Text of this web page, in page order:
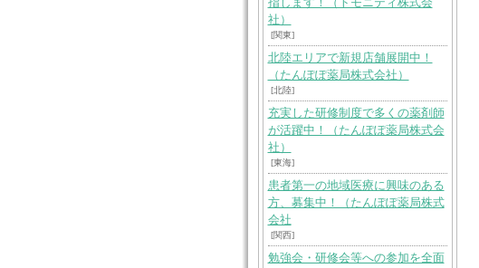
指します！（トモニティ株式会
社）
[関東]
北陸エリアで新規店舗展開中！
（たんぽぽ薬局株式会社）
[北陸]
充実した研修制度で多くの薬剤師
が活躍中！（たんぽぽ薬局株式会
社）
[東海]
患者第一の地域医療に興味のある
方、募集中！（たんぽぽ薬局株式
会社
[関西]
勉強会・研修会等への参加を全面